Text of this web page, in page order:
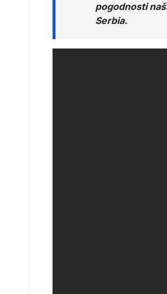
pogodnosti
Serbia.